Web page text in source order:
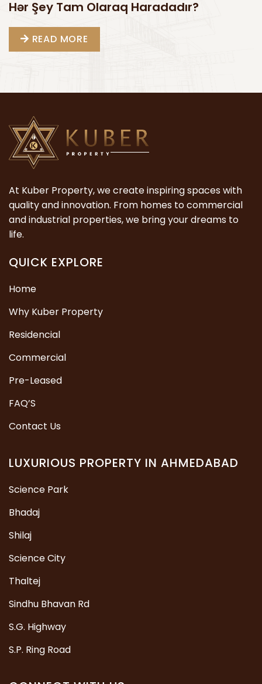
Hər Şey Tam Olaraq Haradadır?
READ MORE
At Kuber Property, we create inspiring spaces with
quality and innovation. From homes to commercial
and industrial properties, we bring your dreams to
life.
QUICK EXPLORE
Home
Why Kuber Property
Residencial
Commercial
Pre-Leased
FAQ’S
Contact Us
LUXURIOUS PROPERTY IN AHMEDABAD
Science Park
Bhadaj
Shilaj
Science City
Thaltej
Sindhu Bhavan Rd
S.G. Highway
S.P. Ring Road